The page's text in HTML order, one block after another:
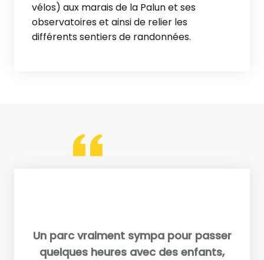
vélos) aux marais de la Palun et ses
observatoires et ainsi de relier les
différents sentiers de randonnées.
Un parc vraiment sympa pour passer
quelques heures avec des enfants,